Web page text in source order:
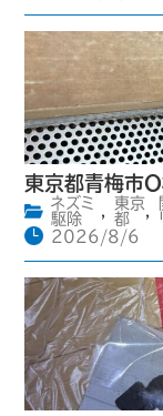
東京都青梅市
ネズミ
駆除
,
東京
都
,
2026/8/6